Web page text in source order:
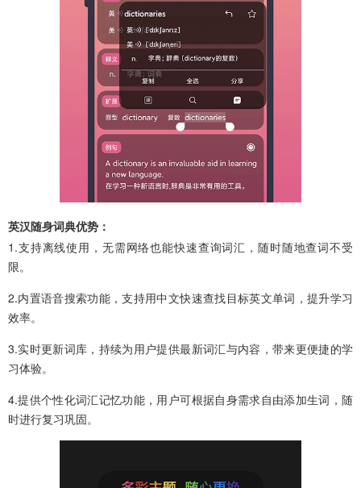
英汉随身词典优势：
1.支持离线使用，无需网络也能快速查询词汇，随时随地查词不受
限。
2.内置语音搜索功能，支持用中文快速查找目标英文单词，提升学习
效率。
3.实时更新词库，持续为用户提供最新词汇与内容，带来更便捷的学
习体验。
4.提供个性化词汇记忆功能，用户可根据自身需求自由添加生词，随
时进行复习巩固。